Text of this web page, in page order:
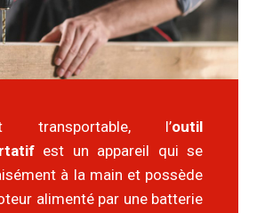
transportable, l’outil
est un appareil qui se
à la main et possède
alimenté par une batterie